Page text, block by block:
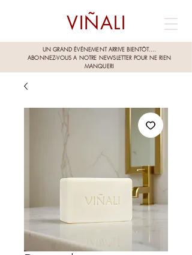
UN GRAND ÉVÉNEMENT ARRIVE BIENTÔT....
ABONNEZ-VOUS A NOTRE NEWSLETTER POUR NE RIEN
MANQUER!
VIÑALI